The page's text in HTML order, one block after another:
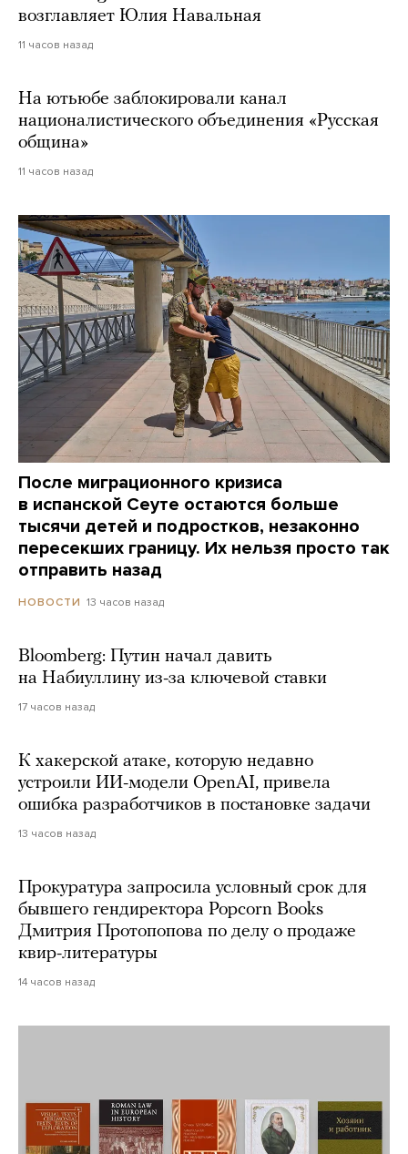
возглавляет Юлия Навальная
11 часов назад
На ютьюбе заблокировали канал
националистического объединения «Русская
община»
11 часов назад
После миграционного кризиса
в испанской Сеуте остаются больше
тысячи детей и подростков, незаконно
пересекших границу. Их нельзя просто так
отправить назад
НОВОСТИ 13 часов назад
Bloomberg: Путин начал давить
на Набиуллину из-за ключевой ставки
17 часов назад
К хакерской атаке, которую недавно
устроили ИИ-модели OpenAI, привела
ошибка разработчиков в постановке задачи
13 часов назад
Прокуратура запросила условный срок для
бывшего гендиректора Popcorn Books
Дмитрия Протопопова по делу о продаже
квир-литературы
14 часов назад